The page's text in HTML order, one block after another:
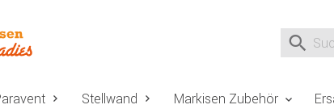
Suche
Stellwand Markisen Zubehör